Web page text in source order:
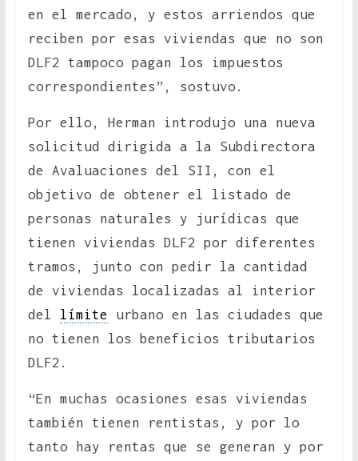
en el mercado, y estos arriendos que
reciben por esas viviendas que no son
DLF2 tampoco pagan los impuestos
correspondientes”, sostuvo.
Por ello, Herman introdujo una nueva
solicitud dirigida a la Subdirectora
de Avaluaciones del SII, con el
objetivo de obtener el listado de
personas naturales y jurídicas que
tienen viviendas DLF2 por diferentes
tramos, junto con pedir la cantidad
de viviendas localizadas al interior
del límite urbano en las ciudades que
no tienen los beneficios tributarios
DLF2.
“En muchas ocasiones esas viviendas
también tienen rentistas, y por lo
tanto hay rentas que se generan y por